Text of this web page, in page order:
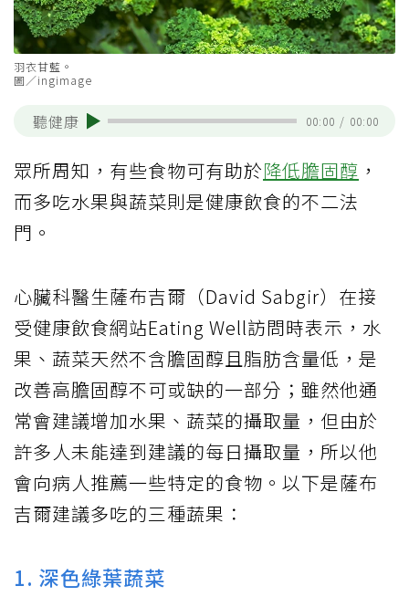
羽衣甘藍。
圖／ingimage
聽健康 00:00 / 00:00
眾所周知，有些食物可有助於降低膽固醇 ，
而多吃水果與蔬菜則是健康飲食的不二法
門。
心臟科醫生薩布吉爾（David Sabgir）在接
受健康飲食網站Eating Well訪問時表示，水
果、蔬菜天然不含膽固醇且脂肪含量低，是
改善高膽固醇不可或缺的一部分；雖然他通
常會建議增加水果、蔬菜的攝取量，但由於
許多人未能達到建議的每日攝取量，所以他
會向病人推薦一些特定的食物。以下是薩布
吉爾建議多吃的三種蔬果：
1. 深色綠葉蔬菜